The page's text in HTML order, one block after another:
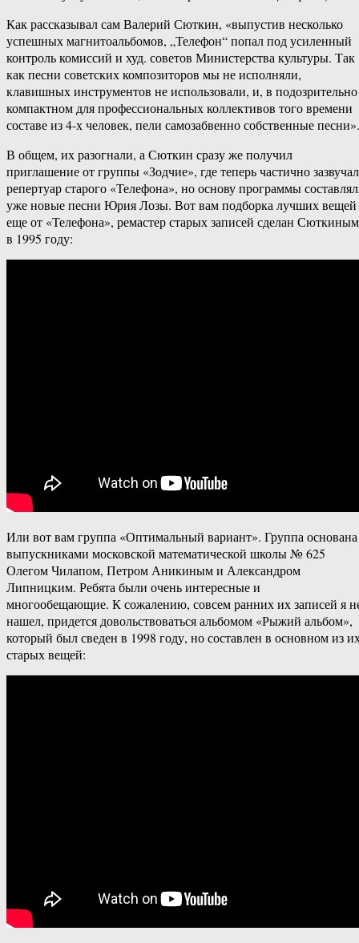
Как рассказывал сам Валерий Сюткин, «выпустив несколько
успешных магнитоальбомов, „Телефон“ попал под усиленный
контроль комиссий и худ. советов Министерства культуры. Так
как песни советских композиторов мы не исполняли,
клавишных инструментов не использовали, и, в подозрительно
компактном для профессиональных коллективов того времени
составе из 4-х человек, пели самозабвенно собственные песни».
В общем, их разогнали, а Сюткин сразу же получил
приглашение от группы «Зодчие», где теперь частично зазвучал
репертуар старого «Телефона», но основу программы
уже новые песни Юрия Лозы. Вот вам подборка лучших вещей
еще от «Телефона», ремастер старых записей сделан Сюткиным
в 1995 году:
Или вот вам группа «Оптимальный вариант». Группа основана
выпускниками московской математической школы № 625
Олегом Чилапом, Петром Аникиным и Александром
Липницким. Ребята были очень интересные и
многообещающие. К сожалению, совсем ранних их записей я
нашел, придется довольствоваться альбомом «Рыжий альбом»,
который был сведен в 1998 году, но составлен в основном из
старых вещей: